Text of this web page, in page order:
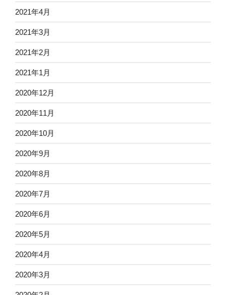
2021年4月
2021年3月
2021年2月
2021年1月
2020年12月
2020年11月
2020年10月
2020年9月
2020年8月
2020年7月
2020年6月
2020年5月
2020年4月
2020年3月